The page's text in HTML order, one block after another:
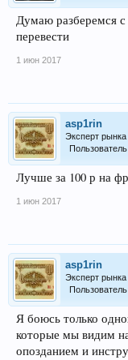
Думаю разберемся с
перевести
1 июн 2017
asp1rin
Эксперт рынка
Пользователь
Лучше за 100 р на
1 июн 2017
asp1rin
Эксперт рынка
Пользователь
Я боюсь только
которые мы видим
опозданием и